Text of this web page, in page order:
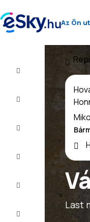
Az Ön
Repülőjegy
Last